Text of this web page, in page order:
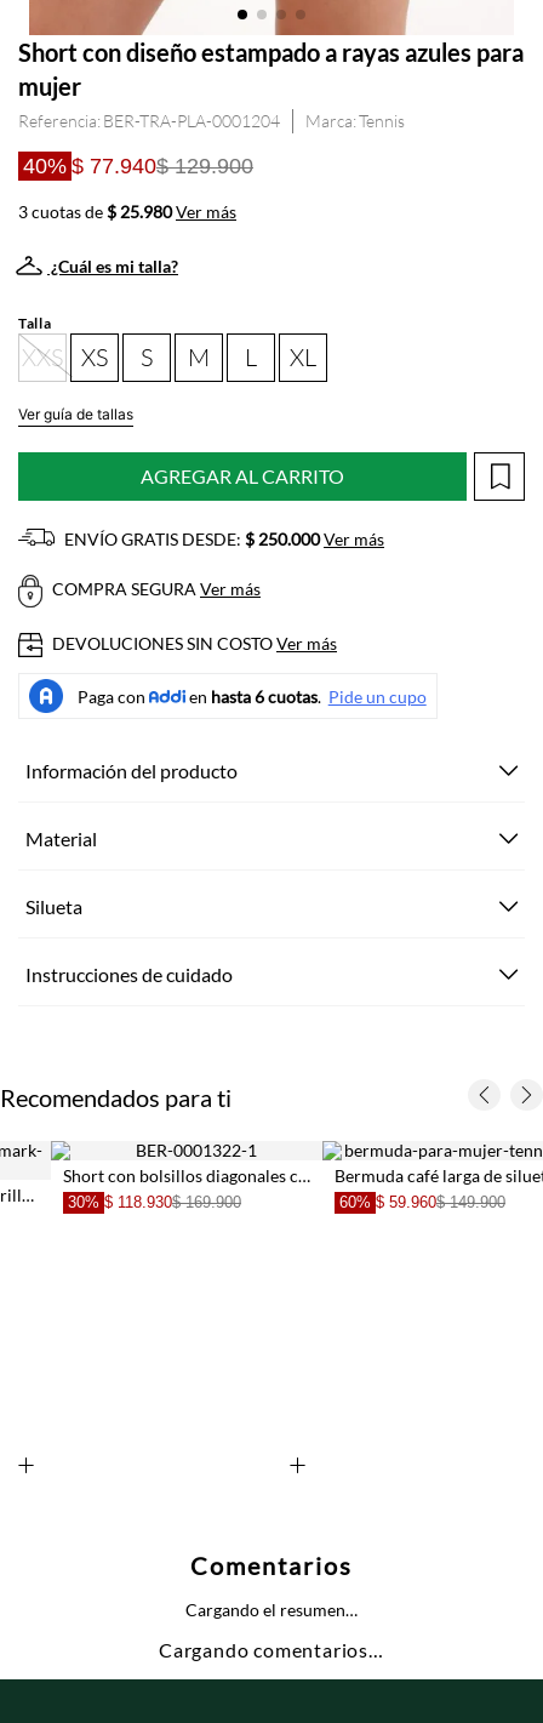
Short con diseño estampado a rayas azules para
mujer
Referencia: BER-TRA-PLA-0001204 Tennis
40% $ 77.940$ 129.900
3 cuotas de$ 25.980Ver más
¿Cuál es mi talla?
Talla
XXS XS S M L XL
Ver guía de tallas
AGREGAR AL CARRITO
ENVÍO GRATIS DESDE: $ 250.000Ver más
COMPRA SEGURA Ver más
DEVOLUCIONES SIN COSTOVer más
Información del producto
Material
Silueta
Instrucciones de cuidado
Recomendados para ti
Short con bolsillos diagonales crudo para mujer
30% $ 118.930$ 169.900
Bermuda café larga de silueta amplia para mujer
$ 59.960 $ 149.900
Comentarios
Cargando el resumen…
Cargando comentarios…